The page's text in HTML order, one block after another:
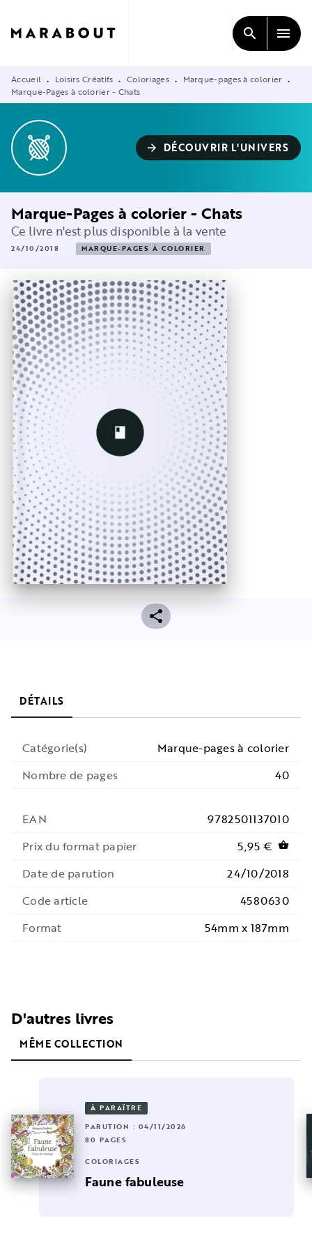
CONTENU
search menu
Accueil • Loisirs Créatifs • Coloriages • Marque-pages à colorier •
Marque-Pages à colorier - Chats
arrow_forward DÉCOUVRIR L'UNIVERS
Marque-Pages à colorier - Chats
Ce livre n'est plus disponible à la vente
24/10/2018 MARQUE-PAGES À COLORIER
DÉTAILS
Catégorie(s)
Marque-pages à colorier
Nombre de pages
40
EAN
9782501137010
Prix du format papier
5,95 € shopping_basket
Date de parution
24/10/2018
Code article
4580630
Format
54mm x 187mm
D'autres livres
MÊME COLLECTION
À PARAÎTRE
PARUTION : 04/11/2026
80 PAGES
COLORIAGES
Faune fabuleuse